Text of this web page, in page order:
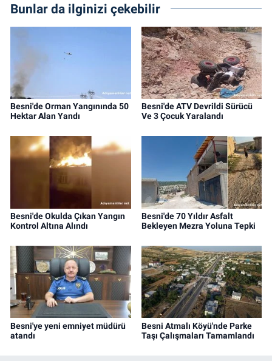
Bunlar da ilginizi çekebilir
Besni'de Orman Yangınında 50
Hektar Alan Yandı
Besni'de ATV Devrildi Sürücü
Ve 3 Çocuk Yaralandı
Besni'de Okulda Çıkan Yangın
Kontrol Altına Alındı
Besni'de 70 Yıldır Asfalt
Bekleyen Mezra Yoluna Tepki
Besni'ye yeni emniyet müdürü
atandı
Besni Atmalı Köyü'nde Parke
Taşı Çalışmaları Tamamlandı